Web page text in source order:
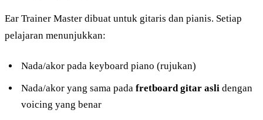
Ear Trainer Master dibuat untuk gitaris dan pianis. Setiap
pelajaran menunjukkan:
Nada/akor pada keyboard piano (rujukan)
Nada/akor yang sama pada fretboard gitar asli dengan
voicing yang benar